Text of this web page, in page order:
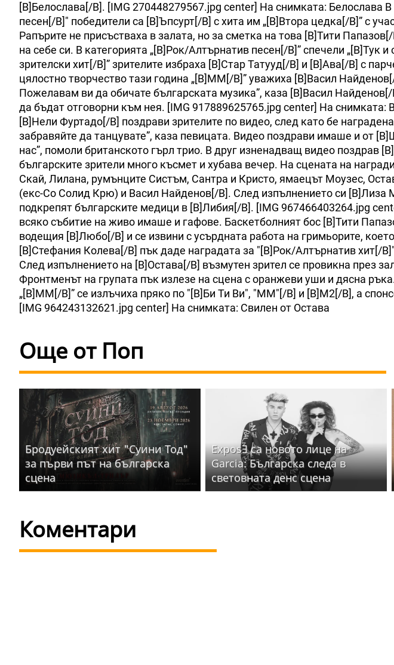
[B]Белослава[/B]. [IMG 270448279567.jpg center] На снимката: Белослава
песен[/B]" победители са [B]Ъпсурт[/B] с хита им „[B]Втора цедка[/B]” с
Рапърите не присъстваха в залата, но за сметка на това [B]Тити
на себе си. В категорията „[B]Рок/Алтърнатив песен[/B]” спечели „[B]Тук
зрителски хит[/B]” зрителите избраха [B]Стар Татууд[/B] и [B]Ава[/B] с
цялостно творчество тази година „[B]ММ[/B]” уважиха [B]Васил
Пожелавам ви да обичате българската музика”, каза [B]Васил
да бъдат отговорни към нея. [IMG 917889625765.jpg center] На
[B]Нели Фуртадо[/B] поздрави зрителите по видео, след като бе
забравяйте да танцувате”, каза певицата. Видео поздрави имаше и от
нас”, помоли британското гърл трио. В друг изненадващ видео поздрав
българските зрители много късмет и хубава вечер. На сцената на
Скай, Лилана, румънците Систъм, Сантра и Кристо, ямаецът Моузес,
(екс-Со Солид Крю) и Васил Найденов[/B]. След изпълнението си [B]Лиза
подкрепят българските медици в [B]Либия[/B]. [IMG 967466403264.jpg
всяко събитие на живо имаше и гафове. Баскетболният бос [B]Тити
водещия [B]Любо[/B] и се извини с усърдната работа на гримьорите,
[B]Стефания Колева[/B] пък даде наградата за "[B]Рок/Алтърнатив хит[/
След изпълнението на [B]Остава[/B] възмутен зрител се провикна през
Фронтменът на групата пък излезе на сцена с оранжеви уши и дясна
„[B]ММ[/B]” се излъчиха пряко по "[B]Би Ти Ви", "ММ"[/B] и [B]М2[/B], а
[IMG 964243132621.jpg center] На снимката: Свилен от Остава
Още от Поп
Бродуейският хит "Суини Тод"
за първи път на българска
сцена
ExposƎ са новото лице на
Garcia: Българска следа в
световната денс сцена
Коментари